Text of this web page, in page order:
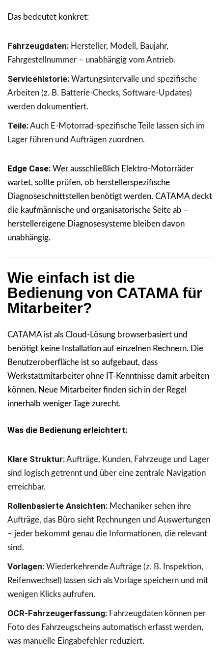
Das bedeutet konkret:
Fahrzeugdaten: Hersteller, Modell, Baujahr,
Fahrgestellnummer – unabhängig vom Antrieb.
Servicehistorie: Wartungsintervalle und spezifische
Arbeiten (z. B. Batterie-Checks, Software-Updates)
werden dokumentiert.
Teile:Auch E-Motorrad-spezifische Teile lassen sich im
Lager führen und Aufträgen zuordnen.
Edge Case: Wer ausschließlich Elektro-Motorräder
wartet, sollte prüfen, ob herstellerspezifische
Diagnoseschnittstellen benötigt werden. CATAMA deckt
die kaufmännische und organisatorische Seite ab –
herstellereigene Diagnosesysteme bleiben davon
unabhängig.
Wie einfach ist die
Bedienung von CATAMA für
Mitarbeiter?
CATAMA ist als Cloud-Lösung browserbasiert und
benötigt keine Installation auf einzelnen Rechnern. Die
Benutzeroberfläche ist so aufgebaut, dass
Werkstattmitarbeiter ohne IT-Kenntnisse damit arbeiten
können. Neue Mitarbeiter finden sich in der Regel
innerhalb weniger Tage zurecht.
Was die Bedienung erleichtert:
Klare Struktur:Aufträge, Kunden, Fahrzeuge und Lager
sind logisch getrennt und über eine zentrale Navigation
erreichbar.
Rollenbasierte Ansichten: Mechaniker sehen ihre
Aufträge, das Büro sieht Rechnungen und Auswertungen
– jeder bekommt genau die Informationen, die relevant
sind.
Vorlagen: Wiederkehrende Aufträge (z. B. Inspektion,
Reifenwechsel) lassen sich als Vorlage speichern und mit
wenigen Klicks aufrufen.
OCR-Fahrzeugerfassung: Fahrzeugdaten können per
Foto des Fahrzeugscheins automatisch erfasst werden,
was manuelle Eingabefehler reduziert.